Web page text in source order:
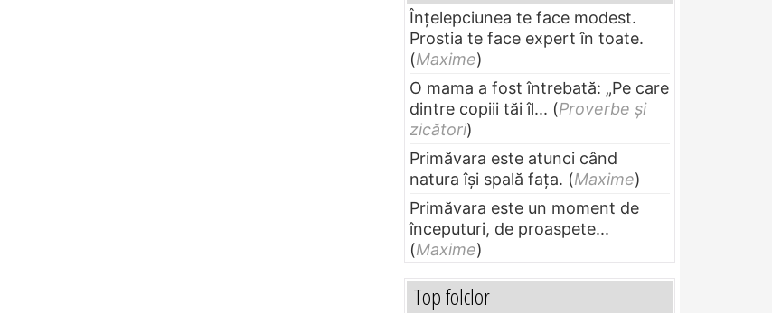
Înțelepciunea te face modest.
Prostia te face expert în toate.
(Maxime)
O mama a fost întrebată: „Pe care
dintre copiii tăi îl... (Proverbe și
zicători)
Primăvara este atunci când
natura își spală fața. (Maxime)
Primăvara este un moment de
începuturi, de proaspete...
(Maxime)
Top folclor